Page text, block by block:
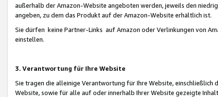
außerhalb der Amazon-Website angeboten werden, jeweils den
angeben, zu dem das Produkt auf der Amazon-Website erhältlich ist.
Sie dürfen keine Partner-Links auf Amazon oder Verlinkungen von
einstellen.
3. Verantwortung für Ihre Website
Sie tragen die alleinige Verantwortung für Ihre Website,
Website, sowie für alle auf oder innerhalb Ihrer Website gezeigte